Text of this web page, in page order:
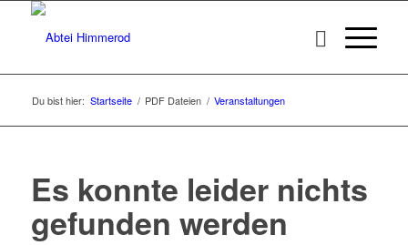
Du bist hier: Startseite / PDF Dateien / Veranstaltungen
Es konnte leider nichts
gefunden werden